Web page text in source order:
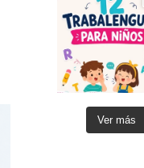
Ver más